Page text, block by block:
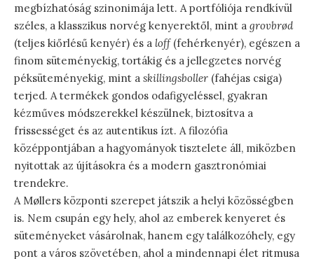
megbízhatóság szinonimája lett. A portfóliója rendkívül
széles, a klasszikus norvég kenyerektől, mint a grovbrød
(teljes kiőrlésű kenyér) és a loff(fehérkenyér), egészen a
finom süteményekig, tortákig és a jellegzetes norvég
péksüteményekig, mint a skillingsboller (fahéjas csiga)
terjed. A termékek gondos odafigyeléssel, gyakran
kézműves módszerekkel készülnek, biztosítva a
frissességet és az autentikus ízt. A filozófia
középpontjában a hagyományok tisztelete áll, miközben
nyitottak az újításokra és a modern gasztronómiai
trendekre.
A Møllers központi szerepet játszik a helyi közösségben
is. Nem csupán egy hely, ahol az emberek kenyeret és
süteményeket vásárolnak, hanem egy találkozóhely, egy
pont a város szövetében, ahol a mindennapi élet ritmusa